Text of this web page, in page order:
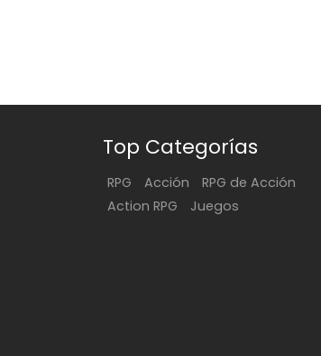
Top Categorías
RPG Acción
RPG de Acción
Action RPG
Juegos